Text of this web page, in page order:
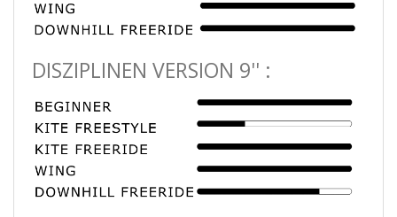
DISZIPLINEN VERSION 9'' :